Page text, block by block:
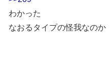
わかった
なおるタイプの怪我なのか